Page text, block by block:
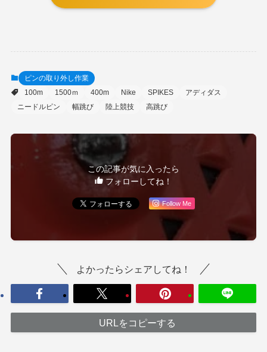
ピンの取り外し作業
100m
1500ｍ 400m Nike SPIKES
アディダス
ニードルピン
幅跳び 陸上競技 高跳び
この記事が気に入ったら
フォローしてね！
Follow Me
よかったらシェアしてね！
URLをコピーする